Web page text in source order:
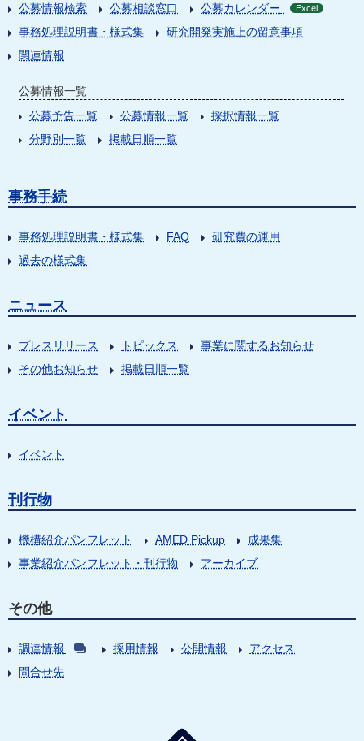
公募情報検索 公募相談窓口 公募カレンダー Excel
事務処理説明書・様式集
研究開発実施上の留意事項
関連情報
公募情報一覧
公募予告一覧
公募情報一覧
採択情報一覧
分野別一覧
掲載日順一覧
事務手続
事務処理説明書・様式集 FAQ
研究費の運用
過去の様式集
ニュース
プレスリリース トピックス
事業に関するお知らせ
その他お知らせ
掲載日順一覧
イベント
イベント
刊行物
機構紹介パンフレット AMED Pickup
成果集
事業紹介パンフレット・刊行物
アーカイブ
その他
調達情報 採用情報 公開情報
アクセス
問合せ先